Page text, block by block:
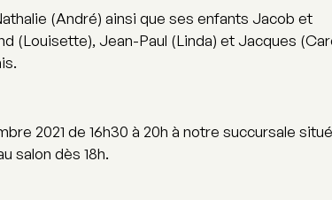
(André) ainsi que ses enfants Jacob et
(Louisette), Jean-Paul (Linda) et Jacques
2021 de 16h30 à 20h à notre succursale
salon dès 18h.